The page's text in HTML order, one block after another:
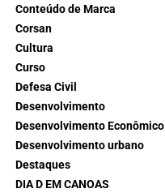
Conteúdo de Marca
Corsan
Cultura
Curso
Defesa Civil
Desenvolvimento
Desenvolvimento Econômico
Desenvolvimento urbano
Destaques
DIA D EM CANOAS